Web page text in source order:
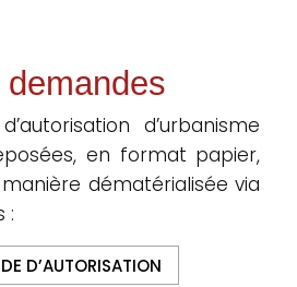
d’urbanisme
en format papier,
dématérialisée via
:
D’AUTORISATION